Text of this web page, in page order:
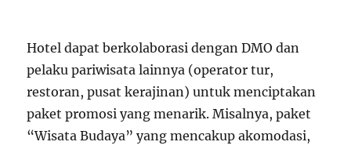
Hotel dapat berkolaborasi dengan DMO dan
pelaku pariwisata lainnya (operator tur,
restoran, pusat kerajinan) untuk menciptakan
paket promosi yang menarik. Misalnya, paket
“Wisata Budaya” yang mencakup akomodasi,